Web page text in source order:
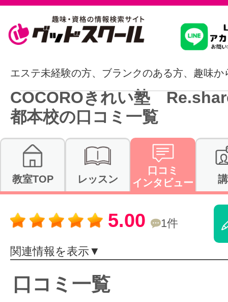
習いたいこ
スクールを
駅・路線か
通信講座を
体験レッス
エステ未経験の方、ブランクのある方、趣味
COCOROきれい塾
都本校の口コミ一覧
教室TOP レッスン
口コミ
インタビュー
5.00 1件
関連情報を表示▼
口コミ一覧